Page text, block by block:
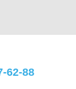
62-88